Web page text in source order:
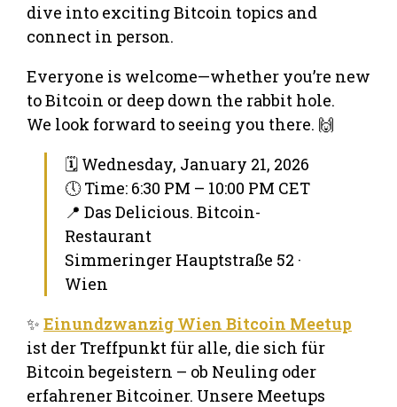
dive into exciting Bitcoin topics and
connect in person.
Everyone is welcome—whether you’re new
to Bitcoin or deep down the rabbit hole.
We look forward to seeing you there. 🙌
🗓 Wednesday, January 21, 2026
🕔 Time: 6:30 PM – 10:00 PM CET
📍 Das Delicious. Bitcoin-
Restaurant
Simmeringer Hauptstraße 52 ·
Wien
✨ Einundzwanzig Wien Bitcoin Meetup
ist der Treffpunkt für alle, die sich für
Bitcoin begeistern – ob Neuling oder
erfahrener Bitcoiner. Unsere Meetups